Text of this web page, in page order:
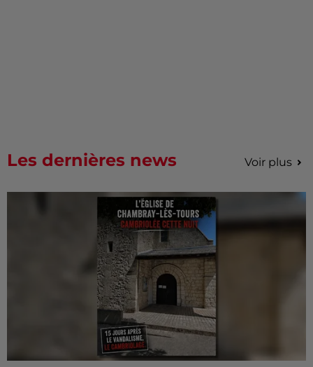
Les dernières news Voir plus